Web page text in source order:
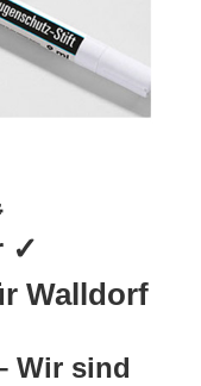
✓
Walldorf
Wir sind